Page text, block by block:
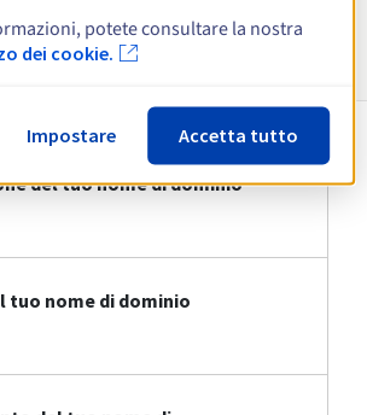
su .elblag.pl
del tuo nome di dominio
tuo nome di dominio
potete consultare la nostra
dei cookie.
Impostare Accetta tutto